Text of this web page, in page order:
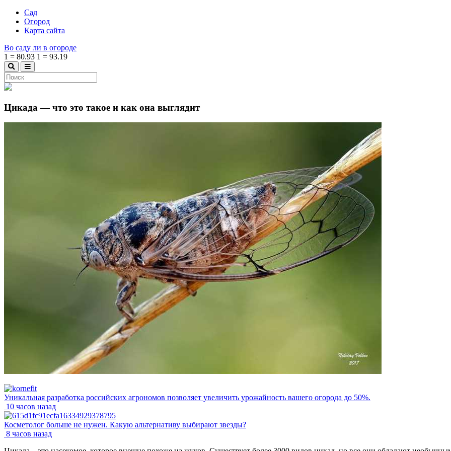
Сад
Огород
Карта сайта
Во саду ли в огороде
1 = 80.93 1 = 93.19
Цикада — что это такое и как она выглядит
Уникальная разработка российских агрономов позволяет увеличить урожайность вашего огорода до 50%.
10 часов назад
Косметолог больше не нужен. Какую альтернативу выбирают звезды?
8 часов назад